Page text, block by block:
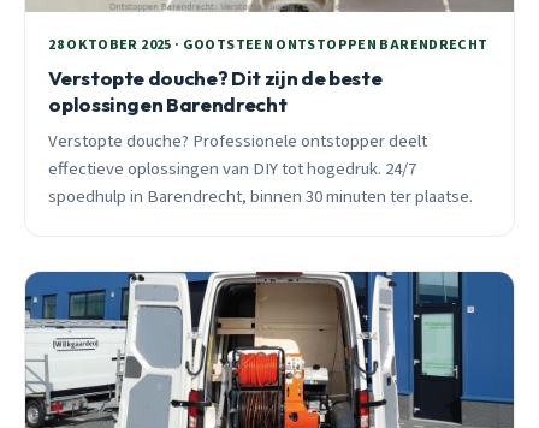
28 OKTOBER 2025 · GOOTSTEEN ONTSTOPPEN BARENDRECHT
Verstopte douche? Dit zijn de beste
oplossingen Barendrecht
Verstopte douche? Professionele ontstopper deelt
effectieve oplossingen van DIY tot hogedruk. 24/7
spoedhulp in Barendrecht, binnen 30 minuten ter plaatse.